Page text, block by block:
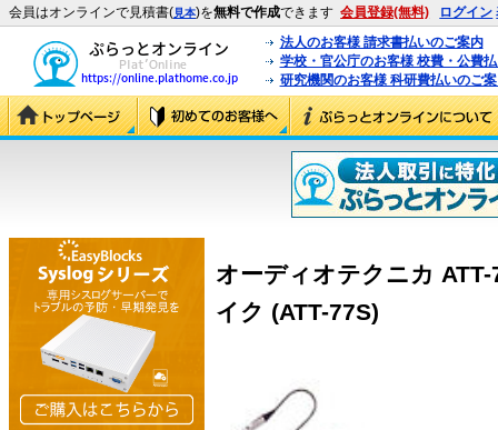
会員はオンラインで見積書(見本)を無料で作成できます 会員登録(無料) ログイン
法人のお客様 請求書払いのご案内
学校・官公庁のお客様 校費・公費
研究機関のお客様 科研費払いのご
オーディオテクニカ
イク (ATT-77S)